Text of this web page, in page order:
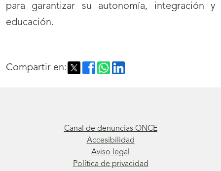
para garantizar su autonomía, integración y
educación.
Compartir en:
Canal de denuncias ONCE
Accesibilidad
Aviso legal
Política de privacidad